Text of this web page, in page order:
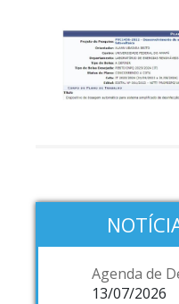
Agenda de
13/07/2026